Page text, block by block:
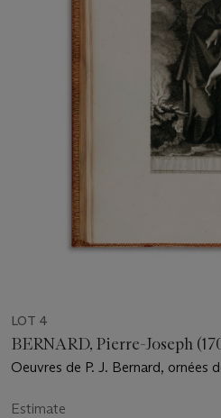
LOT 4
BERNARD, Pierre-Joseph
Oeuvres de P. J. Bernard, ornées
même. Paris : Didot l'Aîné, 1797
Estimate